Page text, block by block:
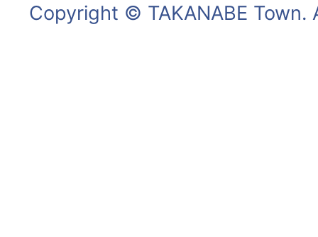
Copyright © TAKANABE Town.